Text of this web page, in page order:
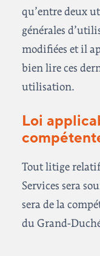
qu’entre deux
générales
modifiées et il
bien lire ces
utilisation.
Loi
Tout litige relatif
Services sera
sera de la
du Grand-